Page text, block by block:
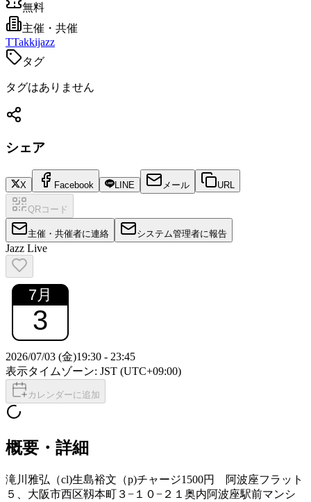
無料
主催・共催
TTakkijazz
タグ
タグはありません
シェア
X Facebook LINE メール URL
QRコード
主催・共催者に連絡 システム管理者に報告
Jazz Live
7月
3
2026/07/03 (金)19:30 - 23:45
表示タイムゾーン: JST (UTC+09:00)
カレンダーに追加
概要・詳細
滝川雅弘（cl)生島裕文（p)チャージ1500円 阿波座フラット
５、大阪市西区靱本町３−１０−２１奥内阿波座駅前マンシ